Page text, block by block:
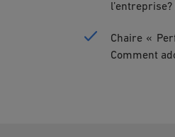
Chaire «
Comment